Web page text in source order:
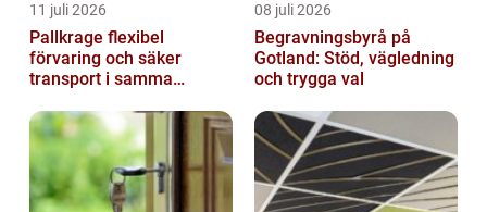
11 juli 2026
Pallkrage flexibel
förvaring och säker
transport i samma
08 juli 2026
Begravningsbyrå på
Gotland: Stöd, vägledning
och trygga val